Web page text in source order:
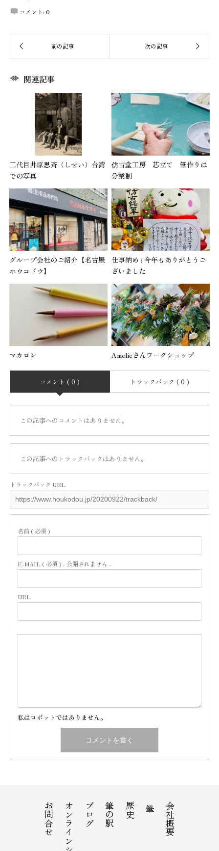
コメント: 0
関連記事
二代目井原思斉（しせい）台湾
での写真
仿古堂工房 芯立て 筆作りは
分業制
グループ会社のご紹介【名古屋
ホウコドウ】
仕事納め : 今年もありがとうご
ざいました
マカロン Amelieさんワークショップ
コメント ( 0 ) トラックバック ( 0 )
この記事へのコメントはありません。
この記事へのトラックバックはありません。
トラックバック URL
名前 ( 必須 )
E-MAIL ( 必須 ) - 公開されません -
URL
私はロボットではありません。
会社概要
筆
歴史
筆の駅
ブログ
お問合せ